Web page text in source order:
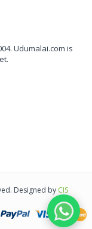
Udumalai.com is
Designed by CIS